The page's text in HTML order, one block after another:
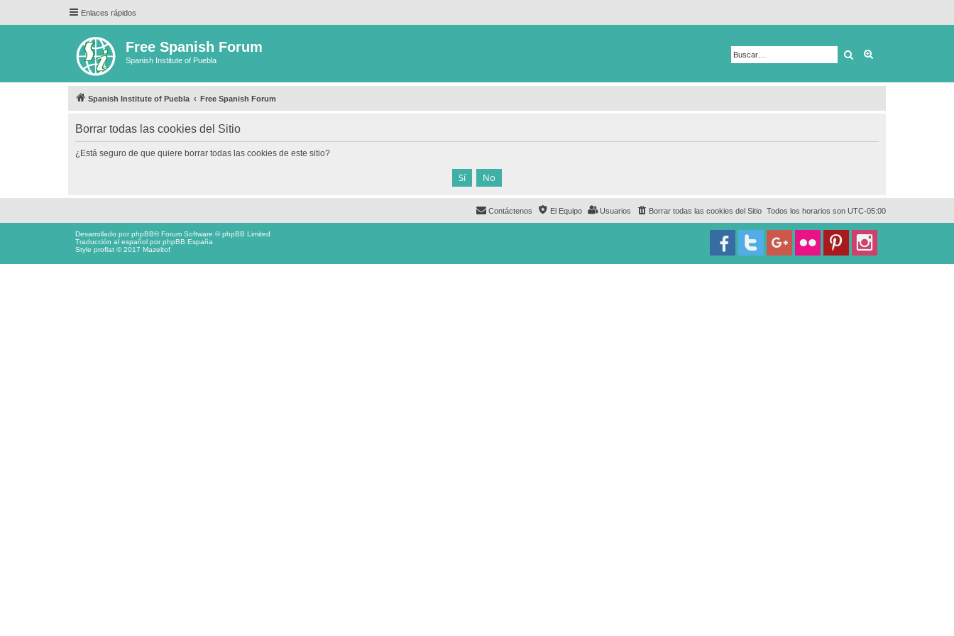
Enlaces rápidos
Free Spanish Forum
Spanish Institute of Puebla Buscar
Spanish Institute of Puebla Free Spanish Forum
Borrar todas las cookies del Sitio
¿Está seguro de que quiere borrar todas las cookies de este sitio?
Todos los horarios son UTC-05:00
Borrar todas las cookies del Sitio
Usuarios
El Equipo
Contáctenos
Desarrollado porphpBB® Forum Software © phpBB Limited
Traducción al español porphpBB España
Style proflat © 2017 Mazeltof